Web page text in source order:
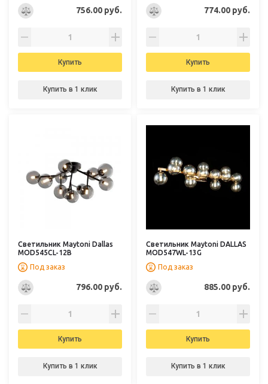
756.00 руб.
Купить
Купить в 1 клик
774.00 руб.
Купить
Купить в 1 клик
Светильник Maytoni Dallas
MOD545CL-12B
Под заказ
796.00 руб.
Купить
Купить в 1 клик
Светильник Maytoni DALLAS
MOD547WL-13G
Под заказ
885.00 руб.
Купить
Купить в 1 клик